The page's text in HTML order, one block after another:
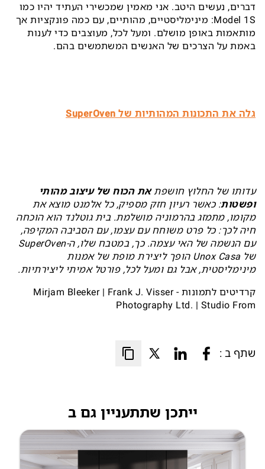
דברים, נעשים היטב. אני מאמין שמכשירי העתיד יהיו כמו
Model 1S: מינימליסטיים, מהותיים, עם כמה פונקציות אך
מותאמות באופן מושלם. ומעל לכל, מעוצבים כדי לענות
באמת על הצרכים של האנשים המשתמשים בהם.
גלה את התכונות המהותיות של SuperOven
עדותו של החלוץ חושפתאת הכוח של עיצוב מהותי
ופשטות: כאשר רעיון חזק מספיק, כל אלמנט מוצא את
מקומו, מתמזג בהרמוניה מושלמת. בית גוטלנד הוא הוכחה
חיה לכך: כל פרט משוחח עם עצמו, עם הסביבה המקיפה,
עם הנשמה של האי עצמה. כך, במטבח שלו, ה-SuperOven
של Unox Casa הופך ליצירת מופת של אמנות
מינימליסטית, אבל גם ומעל לכל, פורטל אמיתי ליצירתיות.
קרדיטים לתמונות - Mirjam Bleeker | Frank J. Visser
Photography Ltd. | Studio From
שתף ב :
ייתכן שתתעניין גם ב